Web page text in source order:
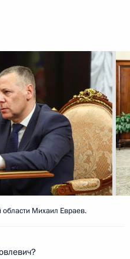
области Михаил Евраев.